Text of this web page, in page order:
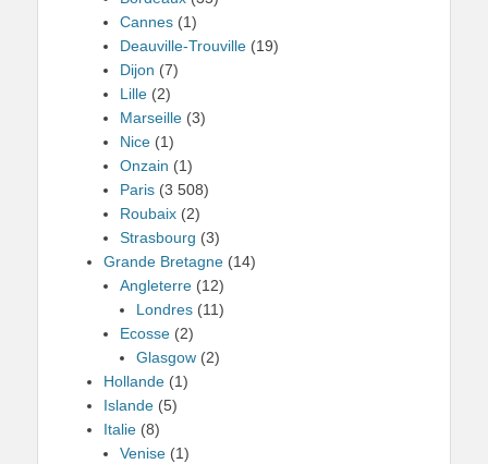
Cannes (1)
Deauville-Trouville (19)
Dijon (7)
Lille (2)
Marseille (3)
Nice (1)
Onzain (1)
Paris (3 508)
Roubaix (2)
Strasbourg (3)
Grande Bretagne (14)
Angleterre (12)
Londres (11)
Ecosse (2)
Glasgow (2)
Hollande (1)
Islande (5)
Italie (8)
Venise (1)